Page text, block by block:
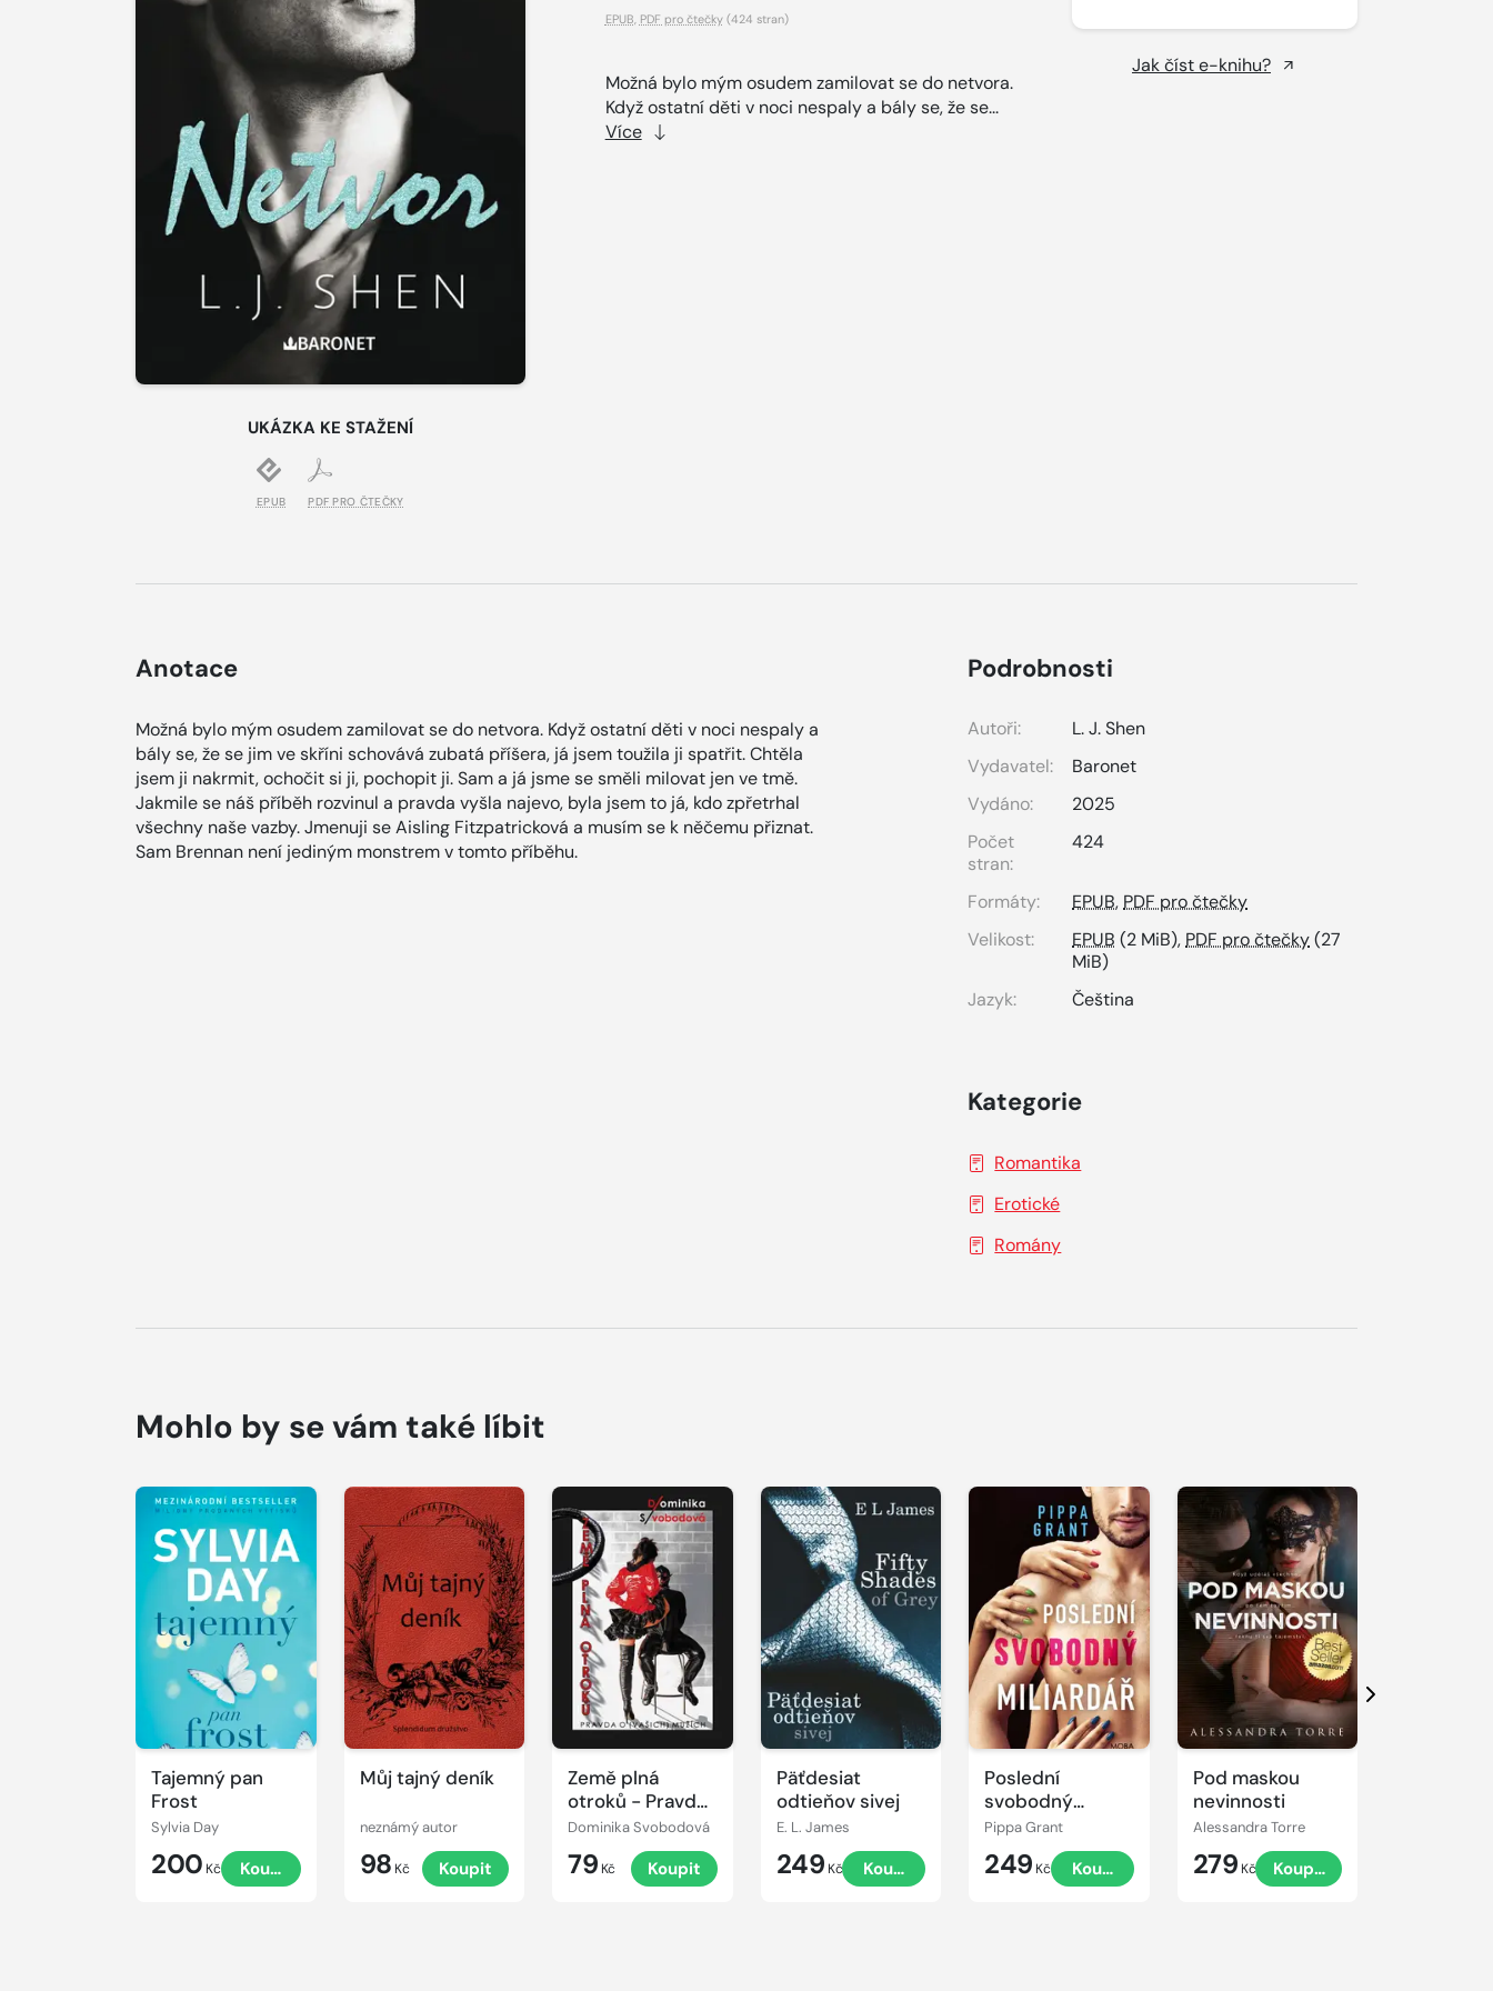
UKÁZKA KE STAŽENÍ
EPUB PDF PRO ČTEČKY
EPUB PDF pro čtečky(424 stran)
Možná bylo mým osudem zamilovat se do netvora.
Když ostatní děti v noci nespaly a bály se, že se...
Více
Jak číst e-knihu?
Anotace
Možná bylo mým osudem zamilovat se do netvora. Když ostatní děti v noci nespaly a
bály se, že se jim ve skříni schovává zubatá příšera, já jsem toužila ji spatřit. Chtěla
jsem ji nakrmit, ochočit si ji, pochopit ji. Sam a já jsme se směli milovat jen ve tmě.
Jakmile se náš příběh rozvinul a pravda vyšla najevo, byla jsem to já, kdo zpřetrhal
všechny naše vazby. Jmenuji se Aisling Fitzpatricková a musím se k něčemu přiznat.
Sam Brennan není jediným monstrem v tomto příběhu.
Podrobnosti
Autoři:
L. J. Shen
Vydavatel:
Baronet
Vydáno:
2025
Počet
stran:
424
Formáty: EPUB, PDF pro čtečky
Velikost:
EPUB (2 MiB), PDF pro čtečky(27
MiB)
Jazyk:
Čeština
Kategorie
Romantika
Erotické
Romány
Mohlo by se vám také líbit
Tajemný pan
Frost
Sylvia Day
200 Kč Koupit
Můj tajný deník
neznámý autor
98 Kč Koupit
Země plná
otroků - Pravda
o (vašich)
Dominika Svobodová
79 Kč Koupit
Päťdesiat
odtieňov sivej
E. L. James
249 Kč Koupit
Poslední
svobodný
miliardář
Pippa Grant
249 Kč Koupit
Pod maskou
nevinnosti
Alessandra Torre
279 Kč Koupit
Další